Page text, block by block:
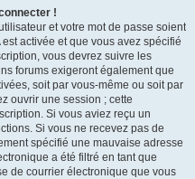
!
et votre mot de passe soient
activée et que vous avez spécifié
vous devrez suivre les
forums exigeront également que
soit par vous-même ou soit par
ouvrir une session ; cette
Si vous aviez reçu un
Si vous ne recevez pas de
spécifié une mauvaise adresse
a été filtré en tant que
de courrier électronique que vous